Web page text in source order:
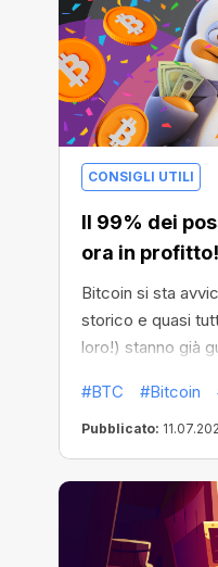
CONSIGLI UTILI
Il 99% dei
ora in profitto!
Bitcoin si sta
storico e quasi
loro!) stanno già
#BTC #Bitcoin
Pubblicato: